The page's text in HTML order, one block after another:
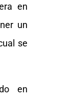
en
un
se
en